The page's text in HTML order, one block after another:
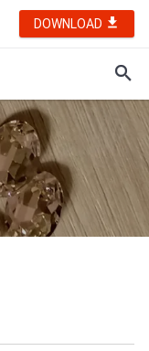
DOWNLOAD